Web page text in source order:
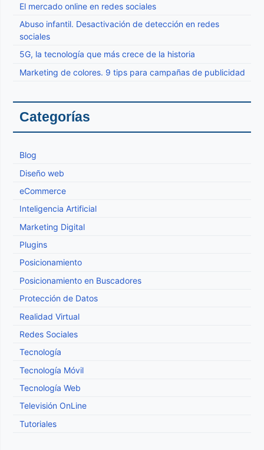
El mercado online en redes sociales
Abuso infantil. Desactivación de detección en redes
sociales
5G, la tecnología que más crece de la historia
Marketing de colores. 9 tips para campañas de publicidad
Categorías
Blog
Diseño web
eCommerce
Inteligencia Artificial
Marketing Digital
Plugins
Posicionamiento
Posicionamiento en Buscadores
Protección de Datos
Realidad Virtual
Redes Sociales
Tecnología
Tecnología Móvil
Tecnología Web
Televisión OnLine
Tutoriales